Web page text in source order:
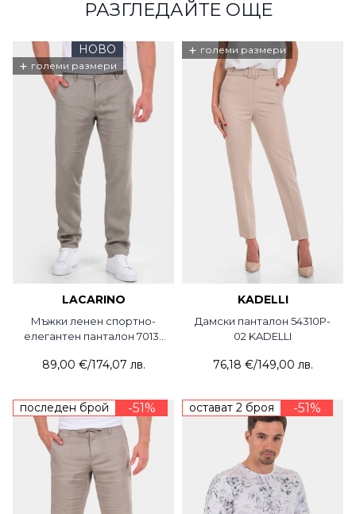
РАЗГЛЕДАЙТЕ ОЩЕ
НОВО
+ големи размери
LACARINO
Мъжки ленен спортно-
елегантен панталон 7013-
89,00 €/174,07 лв.
+ големи размери
KADELLI
Дамски панталон 54310P-
02 KADELLI
76,18 €/149,00 лв.
последен брой -51% остават 2 броя -51%